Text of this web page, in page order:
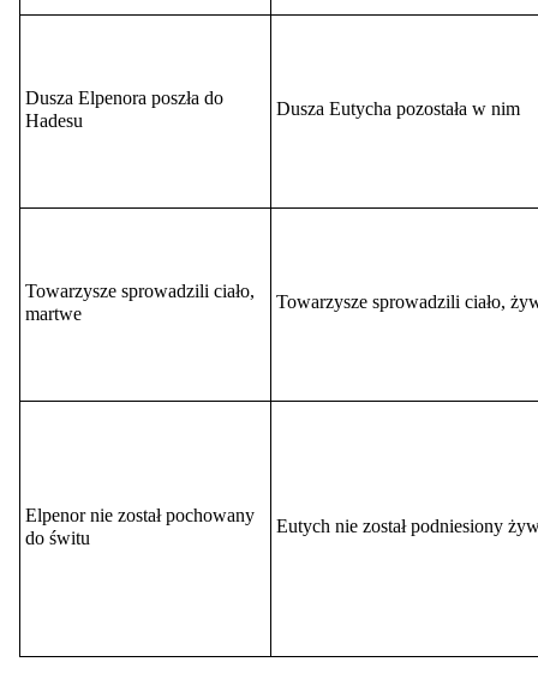
Dusza Elpenora poszła do
Hadesu
Dusza Eutycha pozostała w nim
Towarzysze sprowadzili ciało,
martwe
Towarzysze sprowadzili ciało,
Elpenor nie został pochowany
do świtu
Eutych nie został podniesiony